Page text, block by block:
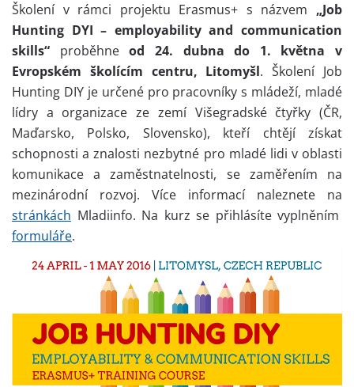
Školení v rámci projektu Erasmus+ s názvem „Job
Hunting DYI – employability and communication
skills“ proběhneod 24. dubna do 1. května v
Evropském školícím centru, Litomyšl. Školení Job
Hunting DIY je určené pro pracovníky s mládeží, mladé
lídry a organizace ze zemí Višegradské čtyřky (ČR,
Maďarsko, Polsko, Slovensko), kteří chtějí získat
schopnosti a znalosti nezbytné pro mladé lidi v oblasti
komunikace a zaměstnatelnosti, se zaměřením na
mezinárodní rozvoj. Více informací naleznete na
stránkách Mladiinfo. Na kurz se přihlásíte vyplněním
formuláře.